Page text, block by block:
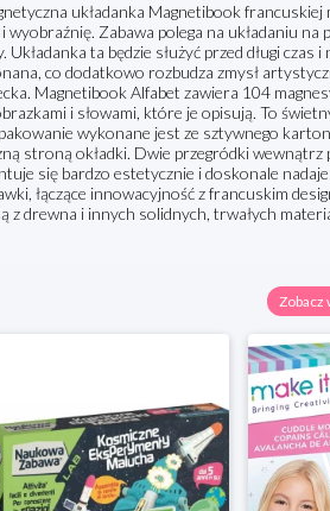
układanka Magnetibook francuskiej
Zabawa polega na układaniu na
ta będzie służyć przed długi czas
co dodatkowo rozbudza zmysł
Magnetibook Alfabet zawiera 104
i słowami, które je opisują. To
wykonane jest ze sztywnego
stroną okładki. Dwie przegródki wewnątrz
się bardzo estetycznie i doskonale
łączące innowacyjność z francuskim
drewna i innych solidnych, trwałych
Zobacz